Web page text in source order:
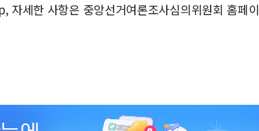
세한 사항은 중앙선거여론조사심의위원회 홈페이